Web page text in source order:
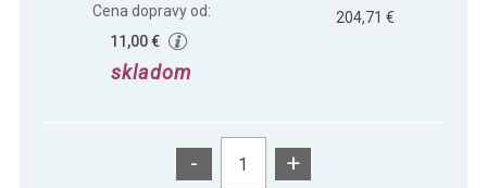
Cena dopravy od:
11,00 €
skladom
204,71 €
- +